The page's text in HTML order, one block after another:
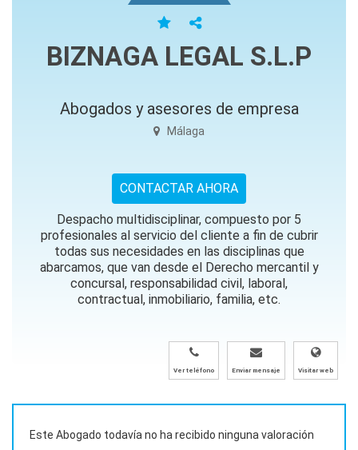
BIZNAGA LEGAL S.L.P
Abogados y asesores de empresa
Málaga
CONTACTAR AHORA
Despacho multidisciplinar, compuesto por 5
profesionales al servicio del cliente a fin de cubrir
todas sus necesidades en las disciplinas que
abarcamos, que van desde el Derecho mercantil y
concursal, responsabilidad civil, laboral,
contractual, inmobiliario, familia, etc.
Ver teléfono Enviar mensaje Visitar web
Este Abogado todavía no ha recibido ninguna valoración